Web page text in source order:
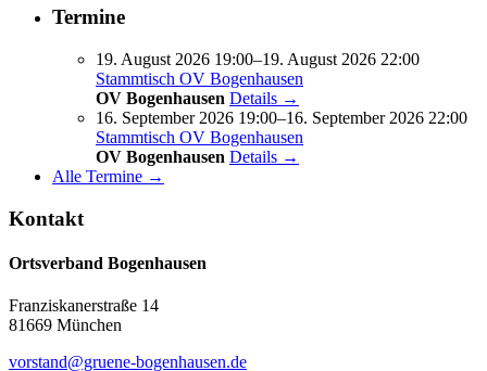
Termine
19. August 2026 19:00–19. August 2026 22:00
Stammtisch OV Bogenhausen
OV Bogenhausen Details →
16. September 2026 19:00–16. September 2026 22:00
Stammtisch OV Bogenhausen
OV Bogenhausen Details →
Alle Termine →
Kontakt
Ortsverband Bogenhausen
Franziskanerstraße 14
81669 München
vorstand@gruene-bogenhausen.de